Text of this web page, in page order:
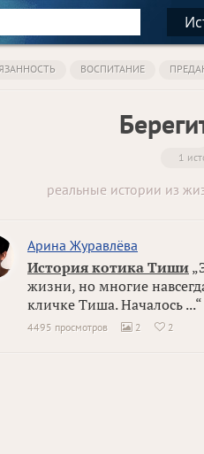
ВОСПИТАНИЕ
1
реальные истории из
Арина Журавлёва
История котика Тиши
жизни, но многие
кличке Тиша. Началось ...“
4495 просмотров  2  2